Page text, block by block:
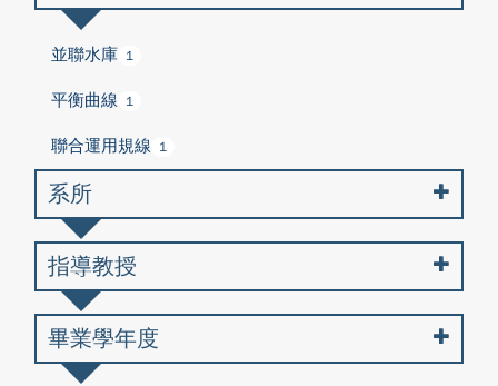
並聯水庫 1
平衡曲線 1
聯合運用規線 1
系所
指導教授
畢業學年度